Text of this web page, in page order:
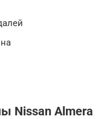
Nissan Almera